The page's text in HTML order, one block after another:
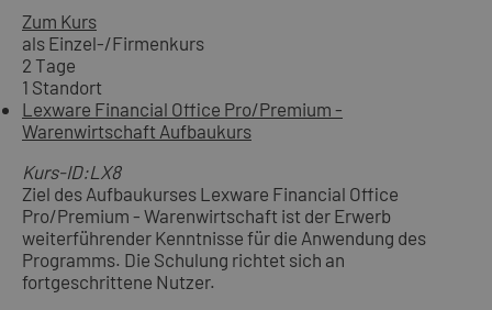
Zum Kurs
als Einzel-/Firmenkurs
2 Tage
1 Standort
Lexware Financial Office Pro/Premium -
Warenwirtschaft Aufbaukurs
Kurs-ID:LX8
Ziel des Aufbaukurses Lexware Financial Office
Pro/Premium - Warenwirtschaft ist der Erwerb
weiterführender Kenntnisse für die Anwendung des
Programms. Die Schulung richtet sich an
fortgeschrittene Nutzer.